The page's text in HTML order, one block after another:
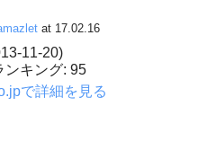
at 17.02.16
11-20)
ンキング: 95
で詳細を見る